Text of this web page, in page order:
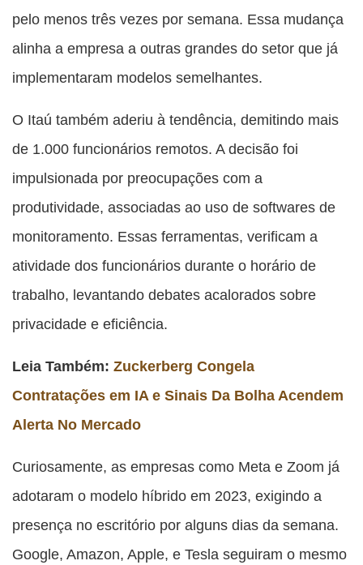
pelo menos três vezes por semana. Essa mudança
alinha a empresa a outras grandes do setor que já
implementaram modelos semelhantes.
O Itaú também aderiu à tendência, demitindo mais
de 1.000 funcionários remotos. A decisão foi
impulsionada por preocupações com a
produtividade, associadas ao uso de softwares de
monitoramento. Essas ferramentas, verificam a
atividade dos funcionários durante o horário de
trabalho, levantando debates acalorados sobre
privacidade e eficiência.
Leia Também: Zuckerberg Congela
Contratações em IA e Sinais Da Bolha Acendem
Alerta No Mercado
Curiosamente, as empresas como Meta e Zoom já
adotaram o modelo híbrido em 2023, exigindo a
presença no escritório por alguns dias da semana.
Google, Amazon, Apple, e Tesla seguiram o mesmo